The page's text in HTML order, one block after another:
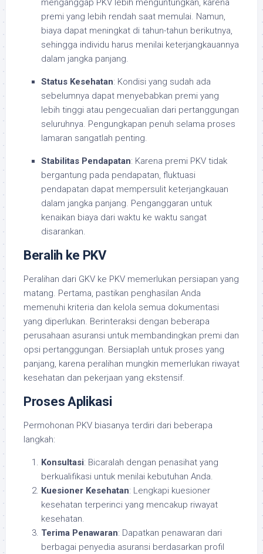
menganggap PKV lebih menguntungkan, karena
premi yang lebih rendah saat memulai. Namun,
biaya dapat meningkat di tahun-tahun berikutnya,
sehingga individu harus menilai keterjangkauannya
dalam jangka panjang.
Status Kesehatan: Kondisi yang sudah ada
sebelumnya dapat menyebabkan premi yang
lebih tinggi atau pengecualian dari pertanggungan
seluruhnya. Pengungkapan penuh selama proses
lamaran sangatlah penting.
Stabilitas Pendapatan: Karena premi PKV tidak
bergantung pada pendapatan, fluktuasi
pendapatan dapat mempersulit keterjangkauan
dalam jangka panjang. Penganggaran untuk
kenaikan biaya dari waktu ke waktu sangat
disarankan.
Beralih ke PKV
Peralihan dari GKV ke PKV memerlukan persiapan yang
matang. Pertama, pastikan penghasilan Anda
memenuhi kriteria dan kelola semua dokumentasi
yang diperlukan. Berinteraksi dengan beberapa
perusahaan asuransi untuk membandingkan premi dan
opsi pertanggungan. Bersiaplah untuk proses yang
panjang, karena peralihan mungkin memerlukan riwayat
kesehatan dan pekerjaan yang ekstensif.
Proses Aplikasi
Permohonan PKV biasanya terdiri dari beberapa
langkah:
Konsultasi: Bicaralah dengan penasihat yang
berkualifikasi untuk menilai kebutuhan Anda.
Kuesioner Kesehatan: Lengkapi kuesioner
kesehatan terperinci yang mencakup riwayat
kesehatan.
Terima Penawaran: Dapatkan penawaran dari
berbagai penyedia asuransi berdasarkan profil